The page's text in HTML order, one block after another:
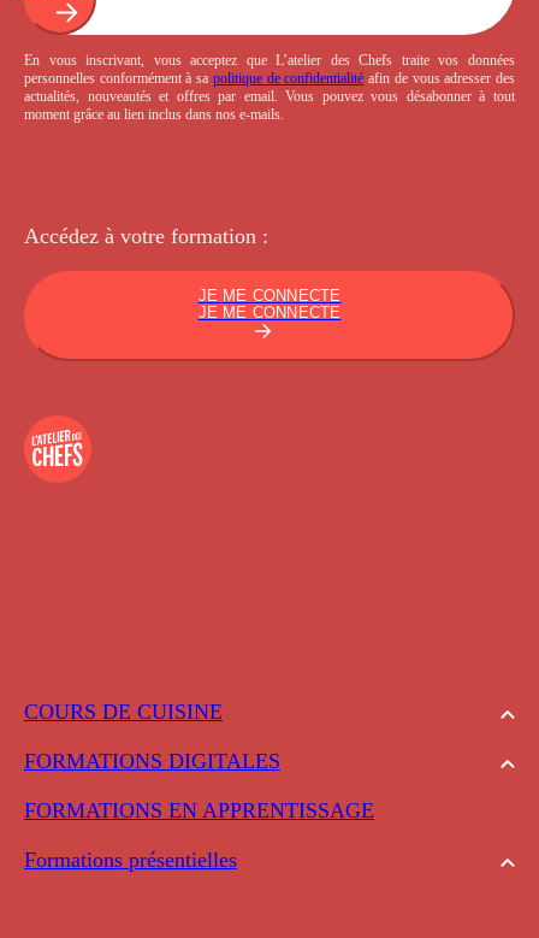
COURS DE CUISINE
FORMATIONS DIGITALES
FORMATIONS EN APPRENTISSAGE
Formations présentielles
En vous inscrivant, vous acceptez que L’atelier des Chefs traite vos données
personnelles conformément à sa politique de confidentialité afin de vous adresser des
actualités, nouveautés et offres par email. Vous pouvez vous désabonner à tout
moment grâce au lien inclus dans nos e-mails.
Accédez à votre formation :
JE ME CONNECTE
JE ME CONNECTE